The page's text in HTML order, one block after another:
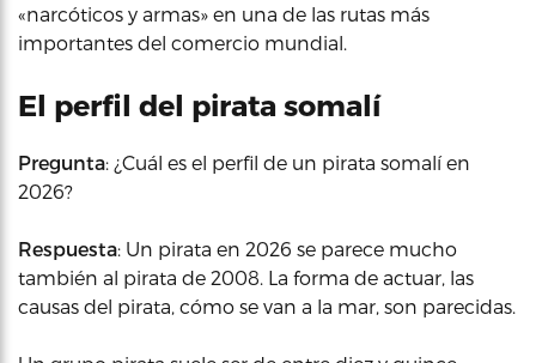
«narcóticos y armas» en una de las rutas más
importantes del comercio mundial.
El perfil del pirata somalí
Pregunta: ¿Cuál es el perfil de un pirata somalí en
2026?
Respuesta: Un pirata en 2026 se parece mucho
también al pirata de 2008. La forma de actuar, las
causas del pirata, cómo se van a la mar, son parecidas.